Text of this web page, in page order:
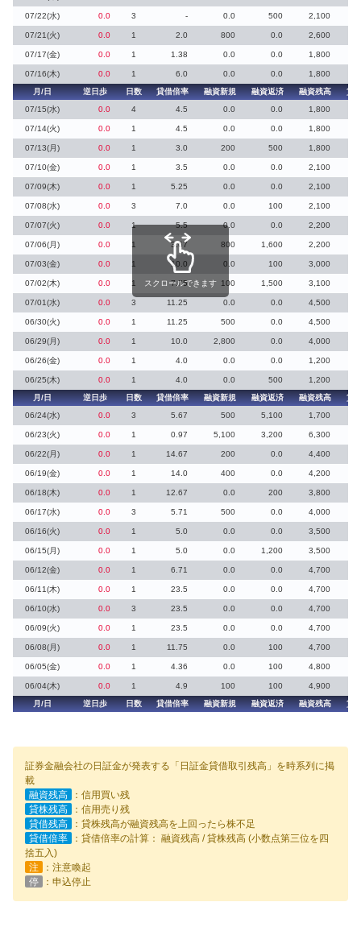
07/22(水) 0.0 3 - 0.0 500 2,100
07/21(火) 0.0 1 2.0 800 0.0 2,600
07/17(金) 0.0 1 1.38 0.0 0.0 1,800
07/16(木) 0.0 1 6.0 0.0 0.0
1,800
月/日
逆日歩 日数 貸借倍率 融資新規 融資返済 融資残高
貸
07/15(水)
0.0 4 4.5 0.0 0.0 1,800
07/14(火) 0.0 1 4.5 0.0 0.0 1,800
07/13(月) 0.0 1 3.0 200 500 1,800
07/10(金) 0.0 1 3.5 0.0 0.0 2,100
07/09(木) 0.0 1 5.25 0.0 0.0 2,100
07/08(水) 0.0 3 7.0 0.0 100 2,100
07/07(火) 0.0 1 5.5 0.0 0.0 2,200
07/06(月) 0.0 1 3.67 800 1,600 2,200
07/03(金) 0.0 1 10.0 0.0 100 3,000
07/02(木) 0.0 1 7.75 100 1,500 3,100
07/01(水) 0.0 3 11.25 0.0 0.0 4,500
06/30(火) 0.0 1 11.25 500 0.0 4,500
06/29(月) 0.0 1 10.0 2,800 0.0 4,000
06/26(金) 0.0 1 4.0 0.0 0.0 1,200
06/25(木) 0.0 1 4.0 0.0 500
1,200
月/日
逆日歩 日数 貸借倍率 融資新規 融資返済 融資残高
貸
06/24(水)
0.0 3 5.67 500 5,100 1,700
06/23(火) 0.0 1 0.97 5,100 3,200 6,300
06/22(月) 0.0 1 14.67 200 0.0 4,400
06/19(金) 0.0 1 14.0 400 0.0 4,200
06/18(木) 0.0 1 12.67 0.0 200 3,800
06/17(水) 0.0 3 5.71 500 0.0 4,000
06/16(火) 0.0 1 5.0 0.0 0.0 3,500
06/15(月) 0.0 1 5.0 0.0 1,200 3,500
06/12(金) 0.0 1 6.71 0.0 0.0 4,700
06/11(木) 0.0 1 23.5 0.0 0.0 4,700
06/10(水) 0.0 3 23.5 0.0 0.0 4,700
06/09(火) 0.0 1 23.5 0.0 0.0 4,700
06/08(月) 0.0 1 11.75 0.0 100 4,700
06/05(金) 0.0 1 4.36 0.0 100 4,800
06/04(木) 0.0 1 4.9 100 100
4,900
月/日
逆日歩 日数 貸借倍率 融資新規 融資返済 融資残高 貸
スクロールできます
証券金融会社の日証金が発表する「日証金貸借取引残高」を時系列に掲
載
融資残高
：信用買い残
貸株残高
：信用売り残
貸借残高
：貸株残高が融資残高を上回ったら株不足
貸借倍率
：貸借倍率の計算： 融資残高 / 貸株残高 (小数点第三位を四
捨五入)
注
：注意喚起
停
：申込停止